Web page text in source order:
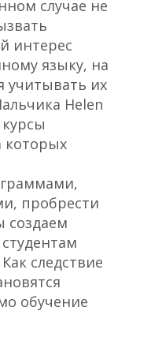
случае не
интерес
языку, на
учитывать их
Helen
которых
пробрести
создаем
следствие
обучение